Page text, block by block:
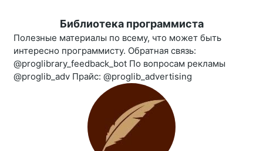
Библиотека программиста
Полезные материалы по всему, что может быть
интересно программисту. Обратная связь:
@proglibrary_feedback_bot По вопросам рекламы
@proglib_adv Прайс: @proglib_advertising